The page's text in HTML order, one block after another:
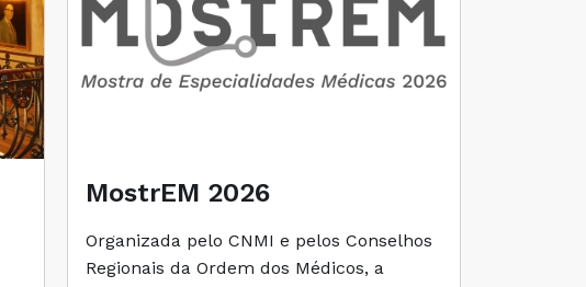
MostrEM 2026
Organizada pelo CNMI e pelos Conselhos
Regionais da Ordem dos Médicos, a